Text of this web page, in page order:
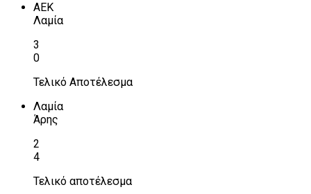
ΑΕΚ
Λαμία
3
0
Τελικό Αποτέλεσμα
Λαμία
Άρης
2
4
Τελικό αποτέλεσμα